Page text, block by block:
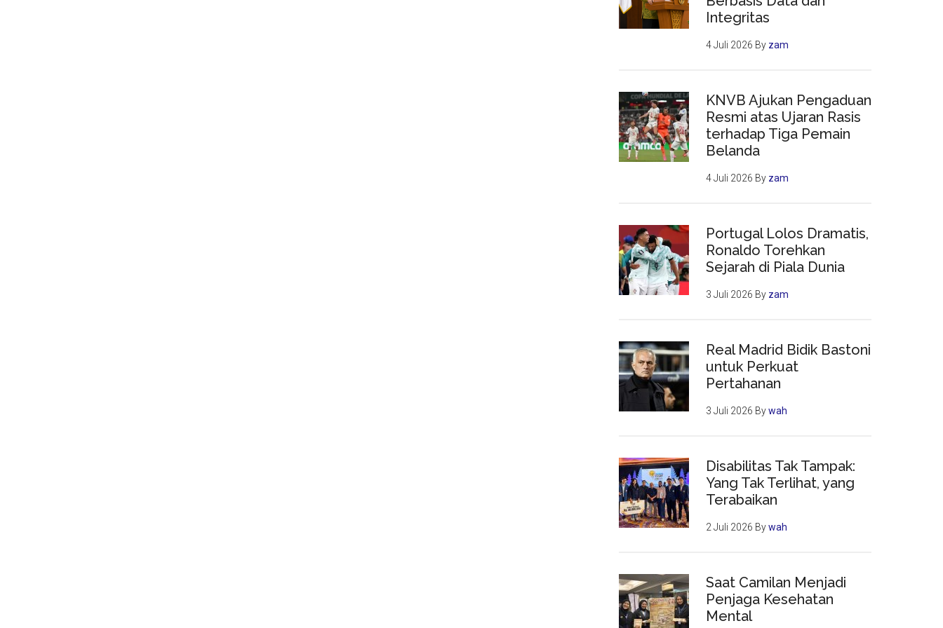
Integritas
4 Juli 2026 By zam
KNVB Ajukan Pengaduan
Resmi atas Ujaran Rasis
terhadap Tiga Pemain
Belanda
4 Juli 2026 By zam
Portugal Lolos Dramatis,
Ronaldo Torehkan
Sejarah di Piala Dunia
3 Juli 2026 By zam
Real Madrid Bidik Bastoni
untuk Perkuat
Pertahanan
3 Juli 2026 Bywah
Disabilitas Tak Tampak:
Yang Tak Terlihat, yang
Terabaikan
2 Juli 2026 Bywah
Saat Camilan Menjadi
Penjaga Kesehatan
Mental